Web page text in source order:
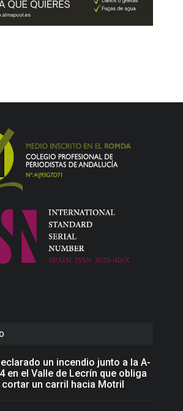
un incendio junto a la A-
en el Valle de Lecrín que obliga
cortar un carril hacia Motril